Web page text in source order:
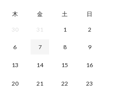
木 金 土 日
30 31 1 2
6 7 8 9
13 14 15 16
20 21 22 23